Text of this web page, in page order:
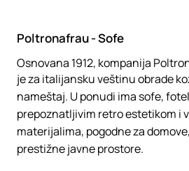
Poltronafrau - Sofe
Osnovana 1912, kompanija
je za italijansku veštinu obrade
nameštaj. U ponudi ima sofe,
prepoznatljivim retro estetikom i
materijalima, pogodne za
prestižne javne prostore.